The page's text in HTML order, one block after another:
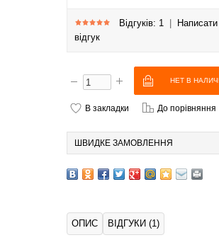
Відгуків: 1
Написати
відгук
В закладки До порівняння
ШВИДКЕ ЗАМОВЛЕННЯ
ОПИС ВІДГУКИ (1)